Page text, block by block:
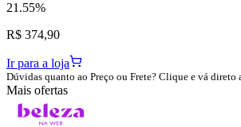
21.55%
R$ 374,90
Ir para a loja
Dúvidas quanto ao Preço ou Frete? Clique e vá direto
Mais ofertas